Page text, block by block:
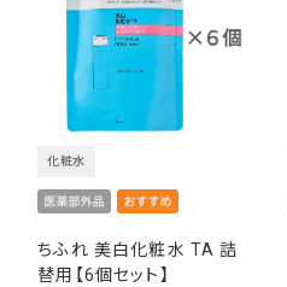
ちふれ 美白化粧水 TA 詰
替用【6個セット】
化粧水